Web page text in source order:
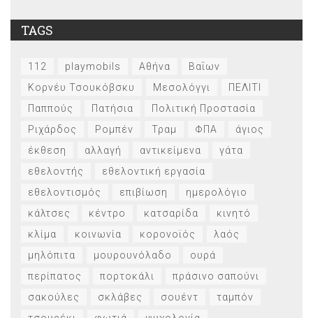
TAGS
112 playmobils Αθήνα
Βαΐων
Κορνέυ Τσουκόβσκυ
Μεσολόγγι
ΠΕΛΙΤΙ
Παππούς
Πατήσια
Πολιτική Προστασία
Ριχάρδος
Ρομπέν Τραμ ΦΠΑ
άγιος
έκθεση
αλλαγή αντικείμενα
γάτα
εθελοντής
εθελοντική εργασία
εθελοντισμός
επιβίωση
ημερολόγιο
κάλτσες
κέντρο κατσαρίδα
κινητό
κλίμα
κοινωνία κορονοϊός
λαός
μηλόπιτα
μουρουνόλαδο
ουρά
περίπατος
πορτοκάλι
πράσινο σαπούνι
σακούλες
σκλάβες σουέντ
ταμπόν